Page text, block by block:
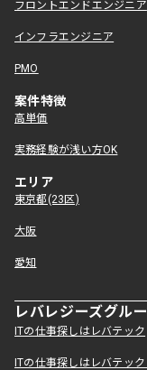
フロントエンドエンジニア
インフラエンジニア
PMO
案件特徴
高単価
実務経験が浅い方OK
エリア
東京都(23区)
大阪
愛知
レバレジーズグル
ITの仕事探しはレバテック
ITの仕事探しはレバテッ